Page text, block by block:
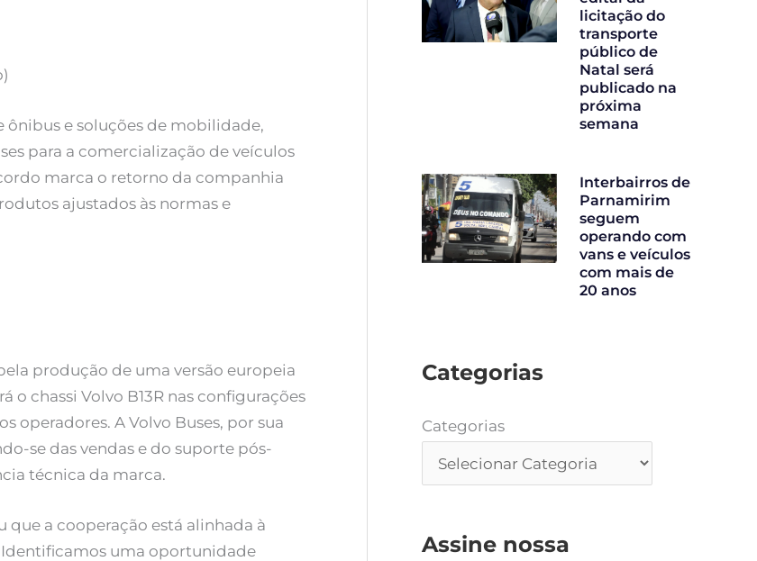
e soluções de mobilidade,
para a comercialização de veículos
marca o retorno da companhia
ajustados às normas e
produção de uma versão europeia
o chassi Volvo B13R nas configurações
operadores. A Volvo Buses, por sua
se das vendas e do suporte pós-
técnica da marca.
que a cooperação está alinhada à
uma oportunidade
licitação do
transporte
público de
Natal será
publicado na
próxima
semana
Interbairros de
Parnamirim
seguem
operando com
vans e veículos
com mais de
20 anos
Categorias
Categorias
Assine nossa